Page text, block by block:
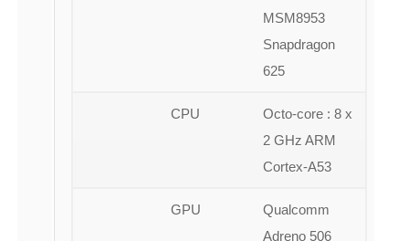
MSM8953
Snapdragon
625
CPU
Octo-core : 8 x
2 GHz ARM
Cortex-A53
GPU
Qualcomm
Adreno 506